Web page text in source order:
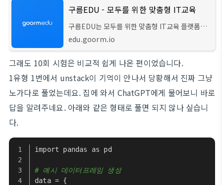
구름EDU - 모두를 위한 맞춤형 IT교육
구름EDU는 모두를 위한 맞춤형 IT교육 플랫폼입
니다. 개인/학교/기업 및 기관 별 최적화된 IT교육
솔루션을 경험해보세요. 기초부터 실무 프로그래
edu.goorm.io
그래도 10회 시험은 비교적 쉽게 나온 편이었습니다.
1유형 1번에서 unstack이 기억이 안나서 당황해서 진짜 그냥
노가다로 풀었는데요. 집에 와서 ChatGPT에게 물어보니 바로
답을 알려주네요. 아래와 같은 형태로 풀면 되지 않나 싶습니
다.
import pandas as pd
# 예시 데이터프레임 생성
data = {